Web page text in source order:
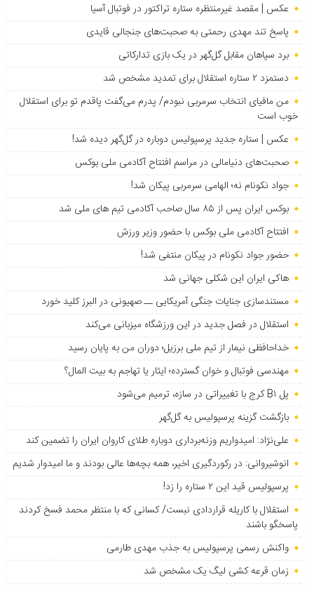
عکس | مقصد غیرمنتظره ستاره تراکتور در فوتبال آسیا
پاسخ تند مهدی رحمتی به صحبت‌های جنجالی قایدی
برد سپاهان مقابل گل‌گهر در یک بازی تدارکاتی
دستمزد ۲ ستاره استقلال برای تمدید مشخص شد
من مافیای انتخاب سرمربی نبودم/ پدرم می‌گفت پاقدم تو برای استقلال
خوب است
عکس | ستاره جدید پرسپولیس دوباره در گل‌گهر دیده شد!
صحبت‌های دنیامالی در مراسم افتتاح آکادمی ملی بوکس
جواد نکونام نه؛ الهامی سرمربی پیکان شد!
بوکس ایران پس از ۸۵ سال صاحب آکادمی تیم های ملی شد
افتتاح آکادمی ملی بوکس با حضور وزیر ورزش
حضور جواد نکونام در پیکان منتفی شد!
هاکی ایران این شکلی جهانی شد
مستندسازی جنایات جنگی آمریکایی ــ صهیونی در البرز کلید خورد
استقلال در فصل جدید در این ورزشگاه میزبانی می‌کند
خداحافظی نیمار از تیم ملی برزیل؛ دوران من به پایان رسید
مهندسی فوتبال و خوان گسترده؛ ایثار یا تهاجم به بیت المال؟
پل B۱ کرج با تغییراتی در سازه، ترمیم می‌شود
بازگشت گزینه پرسپولیس به ‌گل‌گهر
علی‌نژاد: امیدواریم وزنه‌برداری دوباره طلای کاروان ایران را تضمین کند
انوشیروانی: در رکوردگیری اخیر، همه بچه‌ها عالی بودند و ما امیدوار شدیم
پرسپولیس قید این ۲ ستاره را زد!
استقلال با کاریله قراردادی نبست/ کسانی که با منتظر محمد فسخ کردند
پاسخگو باشند
واکنش رسمی پرسپولیس به جذب مهدی طارمی
زمان قرعه کشی لیگ یک مشخص شد